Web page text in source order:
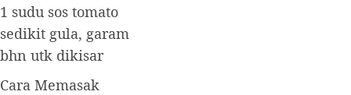
1 sudu sos tomato
sedikit gula, garam
bhn utk dikisar
Cara Memasak